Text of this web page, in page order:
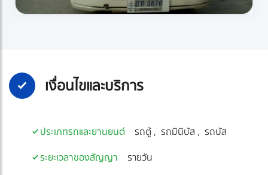
เงื่อนไขและบริการ
ประเภทรถและยานยนต์ รถตู้ รถมินิบัส
รถบัส
ระยะเวลาของสัญญา
รายวัน